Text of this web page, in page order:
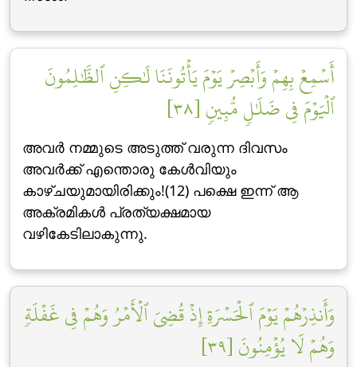
أَسۡمِعۡ بِهِمۡ وَأَبۡصِرۡ يَوۡمَ يَأۡتُونَنَا لَٰكِنِ ٱلظَّٰلِمُونَ
ٱلۡيَوۡمَ فِي ضَلَٰلٖ مُّبِينٖ [٣٨]
അവര്‍ നമ്മുടെ അടുത്ത് വരുന്ന ദിവസം
അവര്‍ക്ക് എന്തൊരു കേള്‍വിയും
കാഴ്ചയുമായിരിക്കും!(12) പക്ഷെ ഇന്ന് ആ
അക്രമികള്‍ പ്രത്യക്ഷമായ
വഴികേടിലാകുന്നു.
وَأَنذِرۡهُمۡ يَوۡمَ ٱلۡحَسۡرَةِ إِذۡ قُضِيَ ٱلۡأَمۡرُ وَهُمۡ فِي غَفۡلَةٖ
وَهُمۡ لَا يُؤۡمِنُونَ [٣٩]